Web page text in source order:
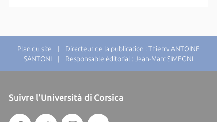
Plan du site | Directeur de la publication : Thierry ANTOINE
SANTONI | Responsable éditorial : Jean-Marc SIMEONI
Suivre l'Università di Corsica